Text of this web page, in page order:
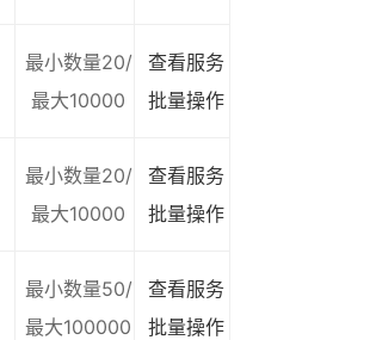
最小数量20/
最大10000
查看服务
批量操作
最小数量20/
最大10000
查看服务
批量操作
最小数量50/
最大100000
查看服务
批量操作